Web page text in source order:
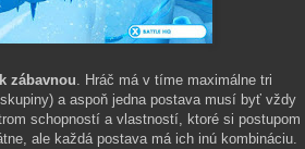
zábavnou. Hráč má v tíme maximálne tri
a aspoň jedna postava musí byť vždy
schopností a vlastností, ktoré si postupom
ale každá postava má ich inú kombináciu.